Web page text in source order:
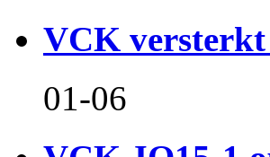
VCK versterkt
01-06